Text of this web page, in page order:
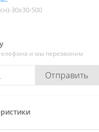
30х30-500
и мы перезвоним
Отправить